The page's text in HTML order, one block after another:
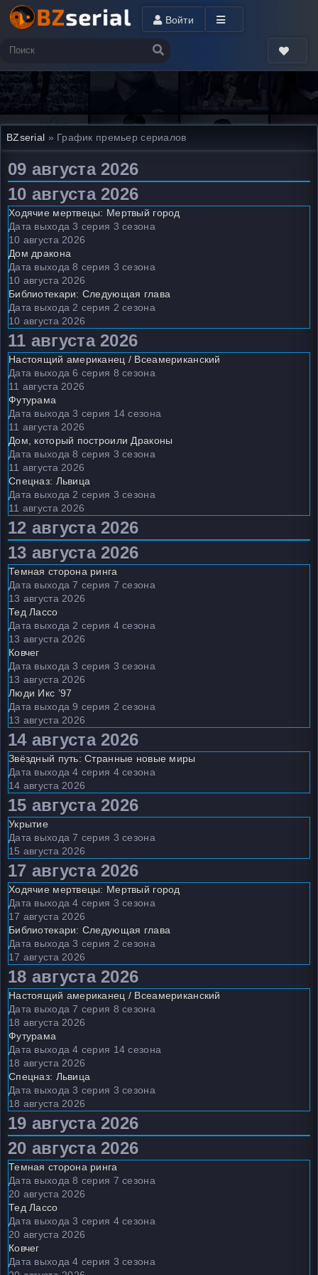
Войти
BZserial » График премьер сериалов
09 августа 2026
10 августа 2026
Ходячие мертвецы: Мертвый город
Дата выхода 3 серия 3 сезона
10 августа 2026
Дом дракона
Дата выхода 8 серия 3 сезона
10 августа 2026
Библиотекари: Следующая глава
Дата выхода 2 серия 2 сезона
10 августа 2026
11 августа 2026
Настоящий американец / Всеамериканский
Дата выхода 6 серия 8 сезона
11 августа 2026
Футурама
Дата выхода 3 серия 14 сезона
11 августа 2026
Дом, который построили Драконы
Дата выхода 8 серия 3 сезона
11 августа 2026
Спецназ: Львица
Дата выхода 2 серия 3 сезона
11 августа 2026
12 августа 2026
13 августа 2026
Темная сторона ринга
Дата выхода 7 серия 7 сезона
13 августа 2026
Тед Лассо
Дата выхода 2 серия 4 сезона
13 августа 2026
Ковчег
Дата выхода 3 серия 3 сезона
13 августа 2026
Люди Икс ’97
Дата выхода 9 серия 2 сезона
13 августа 2026
14 августа 2026
Звёздный путь: Странные новые миры
Дата выхода 4 серия 4 сезона
14 августа 2026
15 августа 2026
Укрытие
Дата выхода 7 серия 3 сезона
15 августа 2026
17 августа 2026
Ходячие мертвецы: Мертвый город
Дата выхода 4 серия 3 сезона
17 августа 2026
Библиотекари: Следующая глава
Дата выхода 3 серия 2 сезона
17 августа 2026
18 августа 2026
Настоящий американец / Всеамериканский
Дата выхода 7 серия 8 сезона
18 августа 2026
Футурама
Дата выхода 4 серия 14 сезона
18 августа 2026
Спецназ: Львица
Дата выхода 3 серия 3 сезона
18 августа 2026
19 августа 2026
20 августа 2026
Темная сторона ринга
Дата выхода 8 серия 7 сезона
20 августа 2026
Тед Лассо
Дата выхода 3 серия 4 сезона
20 августа 2026
Ковчег
Дата выхода 4 серия 3 сезона